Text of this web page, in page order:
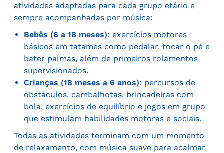
atividades adaptadas para cada grupo etário e
sempre acompanhadas por música:
Bebês (6 a 18 meses): exercícios motores
básicos em tatames como pedalar, tocar o pé e
bater palmas, além de primeiros rolamentos
supervisionados.
Crianças (18 meses a 6 anos): percursos de
obstáculos, cambalhotas, brincadeiras com
bola, exercícios de equilíbrio e jogos em grupo
que estimulam habilidades motoras e sociais.
Todas as atividades terminam com um momento
de relaxamento, com música suave para acalmar